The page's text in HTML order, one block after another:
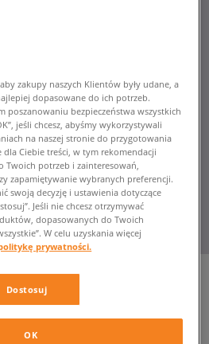
zakupy naszych Klientów były udane, a
dopasowane do ich potrzeb.
poszanowaniu bezpieczeństwa wszystkich
jeśli chcesz, abyśmy wykorzystywali
na naszej stronie do przygotowania
Ciebie treści, w tym rekomendacji
potrzeb i zainteresowań,
zapamiętywanie wybranych preferencji.
swoją decyzję i ustawienia dotyczące
Jeśli nie chcesz otrzymywać
dopasowanych do Twoich
W celu uzyskania więcej
prywatności.
Dostosuj
OK